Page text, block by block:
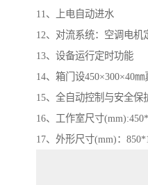
11、上电自动进水
12、对流系统：空调电机
13、设备运行定时功能
14、箱门设450×300×40
15、全自动控制与安全保
16、工作室尺寸
17、外形尺寸(mm)：